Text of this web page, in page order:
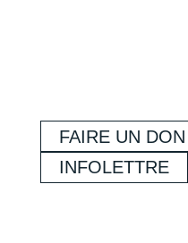
FAIRE UN DON
INFOLETTRE